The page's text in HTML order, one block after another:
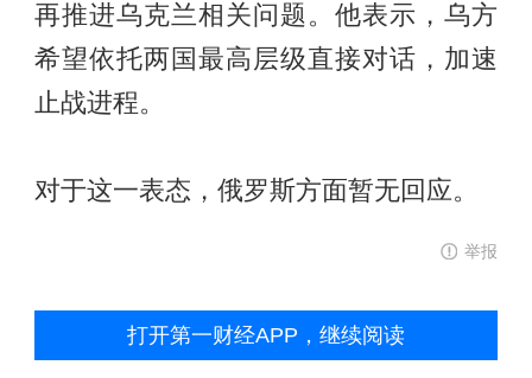
再推进乌克兰相关问题。他表示，乌方
希望依托两国最高层级直接对话，加速
止战进程。
对于这一表态，俄罗斯方面暂无回应。
举报
打开第一财经APP，继续阅读